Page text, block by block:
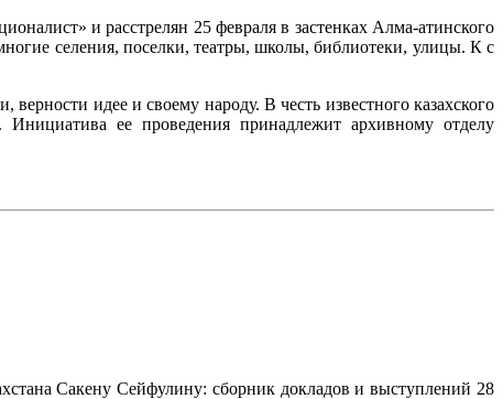
и расстрелян 25 февраля в застенках Алма-атинского
селения, поселки, театры, школы, библиотеки, улицы. К с
идее и своему народу. В честь известного казахского
Инициатива ее проведения принадлежит архивному отделу
Сакену Сейфулину: сборник докладов и выступлений 28